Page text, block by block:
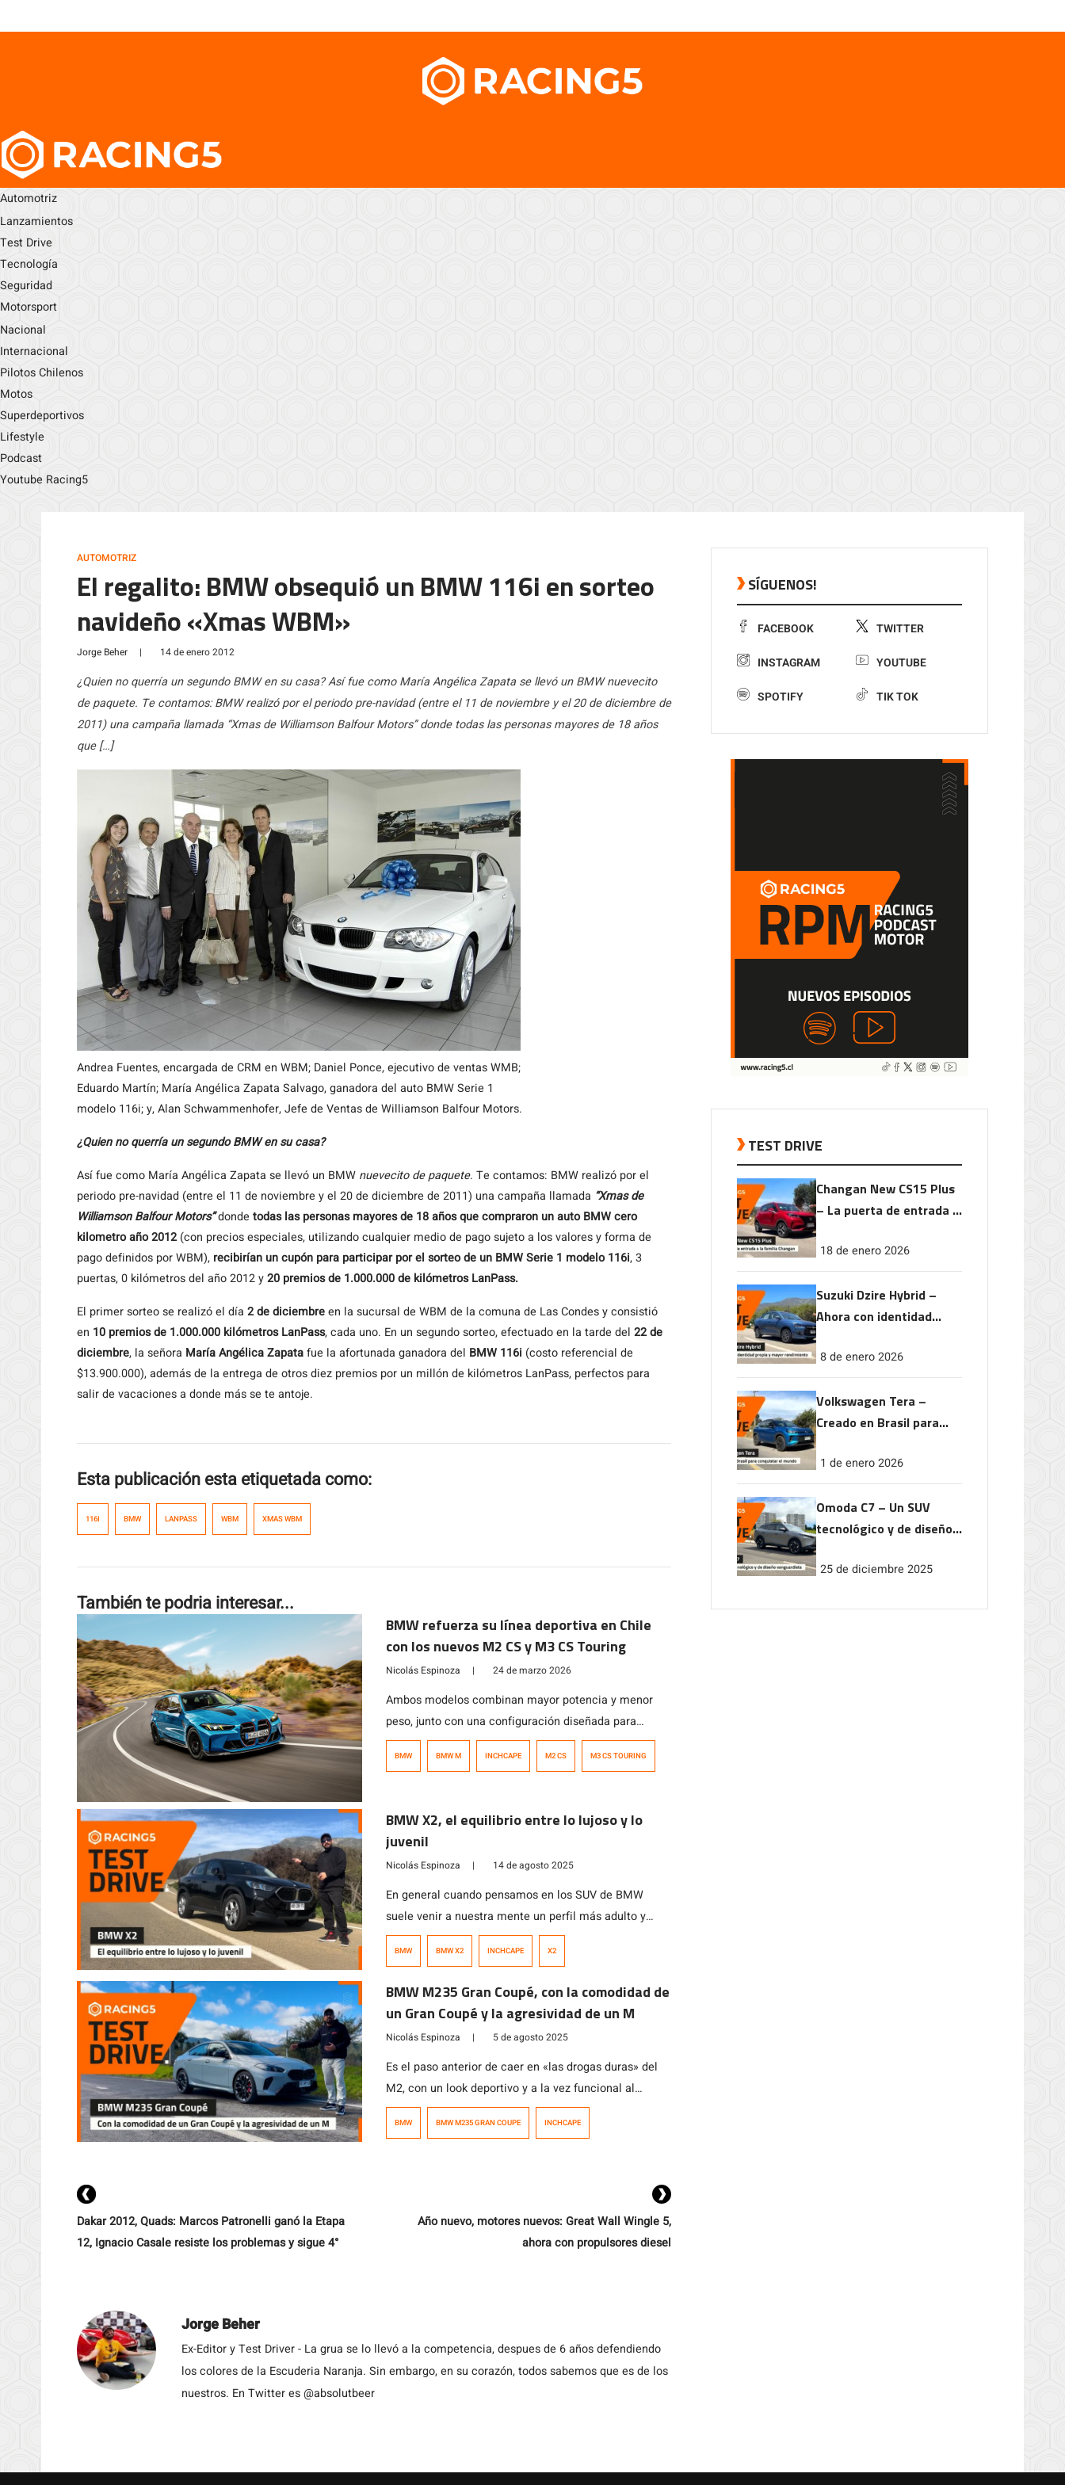
Automotriz
Lanzamientos
Test Drive
Tecnología
Seguridad
Motorsport
Nacional
Internacional
Pilotos Chilenos
Motos
Superdeportivos
Lifestyle
Podcast
Youtube Racing5
AUTOMOTRIZ
El regalito: BMW obsequió un BMW 116i en sorteo
navideño «Xmas WBM»
Jorge Beher | 14 de enero 2012
¿Quien no querría un segundo BMW en su casa? Así fue como María Angélica Zapata se llevó un BMW nuevecito
de paquete. Te contamos: BMW realizó por el periodo pre-navidad (entre el 11 de noviembre y el 20 de diciembre de
2011) una campaña llamada “Xmas de Williamson Balfour Motors” donde todas las personas mayores de 18 años
que […]
Andrea Fuentes, encargada de CRM en WBM; Daniel Ponce, ejecutivo de ventas WMB;
Eduardo Martín; María Angélica Zapata Salvago, ganadora del auto BMW Serie 1
modelo 116i; y, Alan Schwammenhofer, Jefe de Ventas de Williamson Balfour Motors.
¿Quienno querría un segundo BMW en su casa?
Así fue como María Angélica Zapata se llevó un BMW nuevecito de paquete. Te contamos: BMW realizó por el
periodo pre-navidad (entre el 11 de noviembre y el 20 de diciembre de 2011) una campaña llamada “Xmas de
Williamson Balfour Motors”donde todas las personas mayores de 18 años que compraron un auto BMW cero
kilometro año 2012(con precios especiales, utilizando cualquier medio de pago sujeto a los valores y forma de
pago definidos por WBM), recibirían un cupón para participar por el sorteo de un BMW Serie 1 modelo 116i, 3
puertas, 0 kilómetros del año 2012 y20 premios de 1.000.000 de kilómetros LanPass.
El primer sorteo se realizó el día 2 de diciembreen la sucursal de WBM de la comuna de Las Condes y consistió
en 10 premios de 1.000.000 kilómetros LanPass, cada uno. En un segundo sorteo, efectuado en la tarde del 22 de
diciembre, la señora María Angélica Zapatafue la afortunada ganadora del BMW 116i (costo referencial de
$13.900.000), además de la entrega de otros diez premios por un millón de kilómetros LanPass, perfectos para
salir de vacaciones a donde más se te antoje.
Esta publicación esta etiquetada como:
116I BMW LANPASS WBM XMAS WBM
También te podria interesar...
BMW refuerza su línea deportiva en Chile
con los nuevos M2 CS y M3 CS Touring
Nicolás Espinoza | 24 de marzo 2026
Ambos modelos combinan mayor potencia y menor
peso, junto con una configuración diseñada para
ofrecer el máximo rendimiento en conducción
su línea deportiva en el segmento de altas
prestaciones.
BMW BMW M INCHCAPE M2 CS M3 CS TOURING
BMW X2, el equilibrio entre lo lujoso y lo
juvenil
Nicolás Espinoza | 14 de agosto 2025
En general cuando pensamos en los SUV de BMW
suele venir a nuestra mente un perfil más adulto y
serio, sin embargo, con el BMW X2 la marca
segmento más juvenil y conectado con la tecnología.
Monta un […]
BMW BMW X2 INCHCAPE X2
BMW M235 Gran Coupé, con la comodidad de
un Gran Coupé y la agresividad de un M
Nicolás Espinoza | 5 de agosto 2025
Es el paso anterior de caer en «las drogas duras» del
M2, con un look deportivo y a la vez funcional al
incorporar las 4 puertas en lo que BMW denomina
BMW BMW M235 GRAN COUPE INCHCAPE
Dakar 2012, Quads: Marcos Patronelli ganó la Etapa
12, Ignacio Casale resiste los problemas y sigue 4°
Año nuevo, motores nuevos: Great Wall Wingle 5,
ahora con propulsores diesel
Jorge Beher
Ex-Editor y Test Driver - La grua se lo llevó a la competencia, despues de 6 años defendiendo
los colores de la Escuderia Naranja. Sin embargo, en su corazón, todos sabemos que es de los
nuestros. En Twitter es @absolutbeer
SÍGUENOS!
FACEBOOK TWITTER
INSTAGRAM YOUTUBE
SPOTIFY TIK TOK
TEST DRIVE
Changan New CS15 Plus
– La puerta de entrada a
18 de enero 2026
Suzuki Dzire Hybrid –
Ahora con identidad
rendimiento
8 de enero 2026
Volkswagen Tera –
Creado en Brasil para
1 de enero 2026
Omoda C7 – Un SUV
tecnológico y de diseño
25 de diciembre 2025